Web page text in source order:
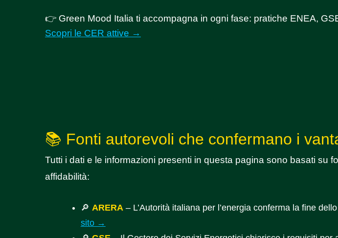
👉 Green Mood Italia ti accompagna in ogni fase: pratiche ENEA,
Scopri le CER attive →
📚 Fonti autorevoli che confermano i
Tutti i dati e le informazioni presenti in questa pagina sono basati su
affidabilità:
🔎 ARERA – L’Autorità italiana per l’energia conferma la fine
sito →